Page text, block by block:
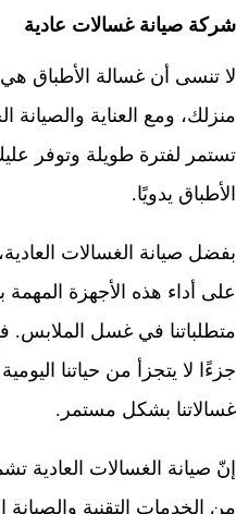
شركة صيانة غسالات عادية
لا تنسى أن غسالة الأطباق
منزلك، ومع العناية والصيانة
تستمر لفترة طويلة وتوفر
الأطباق يدويًا.
بفضل صيانة الغسالات
على أداء هذه الأجهزة
متطلباتنا في غسل الملابس.
جزءًا لا يتجزأ من حياتنا
غسالاتنا بشكل مستمر.
إنّ صيانة الغسالات العادية
من الخدمات التقنية